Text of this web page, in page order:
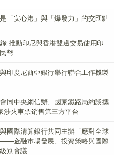
「安心港」與「爆發力」的交匯點
推動印尼與香港雙邊交易使用印
幣
印度尼西亞銀行舉行聯合工作機製
同中央網信辦、國家鐵路局約談攜
涉火車票銷售第三方平台
國際清算銀行共同主辦「應對全球
金融市場發展、投資策略與國際
別會議